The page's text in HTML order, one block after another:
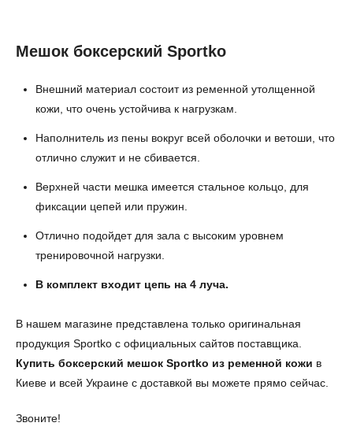
Мешок боксерский Sportko
Внешний материал состоит из ременной утолщенной
кожи, что очень устойчива к нагрузкам.
Наполнитель из пены вокруг всей оболочки и ветоши, что
отлично служит и не сбивается.
Верхней части мешка имеется стальное кольцо, для
фиксации цепей или пружин.
Отлично подойдет для зала с высоким уровнем
тренировочной нагрузки.
В комплект входит цепь на 4 луча.
В нашем магазине представлена только оригинальная
продукция Sportko с официальных сайтов поставщика.
Купить боксерский мешок Sportko из ременной кожи в
Киеве и всей Украине с доставкой вы можете прямо сейчас.
Звоните!